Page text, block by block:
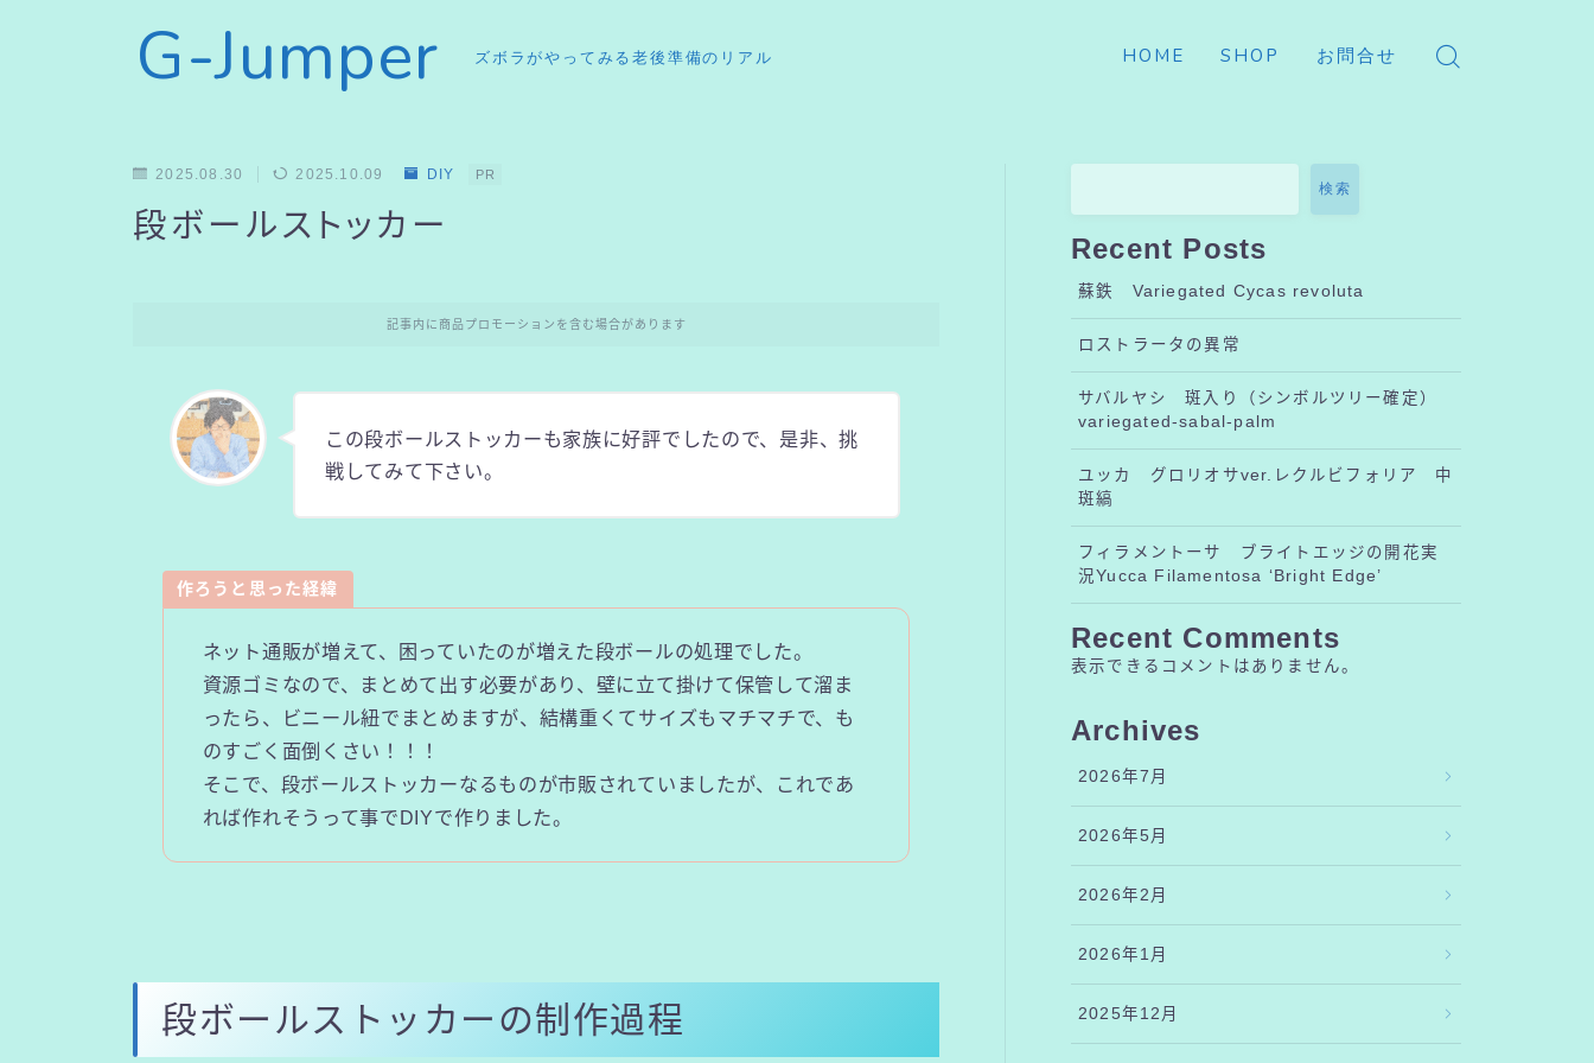
G-Jumper ズボラがやってみる老後準備のリアル HOME SHOP お問合せ
2025.08.30 2025.10.09 DIY PR
段ボールストッカー
記事内に商品プロモーションを含む場合があります
この段ボールストッカーも家族に好評でしたので、是非、挑
戦してみて下さい。
作ろうと思った経緯
ネット通販が増えて、困っていたのが増えた段ボールの処理でした。
資源ゴミなので、まとめて出す必要があり、壁に立て掛けて保管して溜ま
ったら、ビニール紐でまとめますが、結構重くてサイズもマチマチで、も
のすごく面倒くさい！！！
そこで、段ボールストッカーなるものが市販されていましたが、これであ
れば作れそうって事でDIYで作りました。
段ボールストッカーの制作過程
検索
Recent Posts
蘇鉄 Variegated Cycas revoluta
ロストラータの異常
サバルヤシ 斑入り（シンボルツリー確定）
variegated-sabal-palm
ユッカ グロリオサver.レクルビフォリア 中
斑縞
フィラメントーサ ブライトエッジの開花実
況Yucca Filamentosa ‘Bright Edge’
Recent Comments
表示できるコメントはありません。
Archives
2026年7月
2026年5月
2026年2月
2026年1月
2025年12月